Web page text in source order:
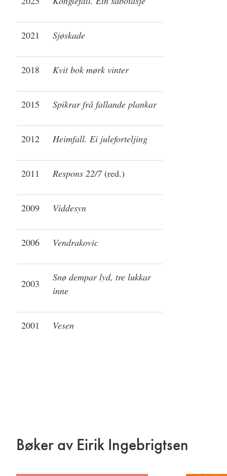
2021 Sjøskade
2018 Kvit bok mørk vinter
2015 Spikrar frå fallande plankar
2012 Heimfall. Ei juleforteljing
2011 Respons 22/7(red.)
2009 Viddesyn
2006 Vendrakovic
2003
Snø dempar lyd, tre lukkar
inne
2001 Vesen
Bøker av Eirik Ingebrigtsen